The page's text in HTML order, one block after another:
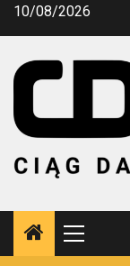
Przejdź
10/08/2026
Menu
główne